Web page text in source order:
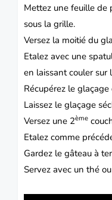
Mettez une feuille de
sous la grille.
Versez la moitié du
Etalez avec une
en laissant couler sur
Récupérez le
Laissez le glaçage
Versez une 2ème
Etalez comme
Gardez le gâteau à
Servez avec un thé